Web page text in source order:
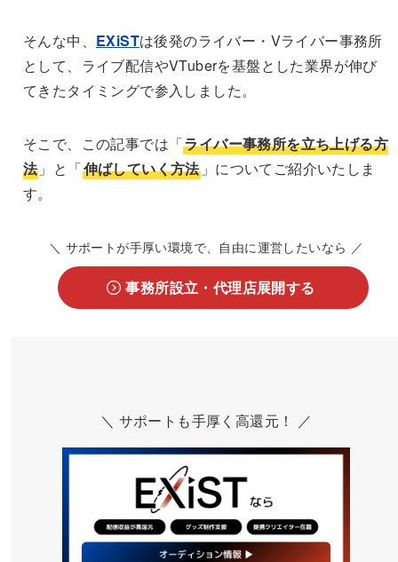
そんな中、 EXiSTは後発のライバー・Vライバー事務所
として、ライブ配信やVTuberを基盤とした業界が伸び
てきたタイミングで参入しました。
そこで、この記事では「ライバー事務所を立ち上げる方
法 」と「伸ばしていく方法」についてご紹介いたしま
す。
＼ サポートが手厚い環境で、自由に運営したいなら ／
事務所設立・代理店展開する
＼ サポートも手厚く高還元！ ／